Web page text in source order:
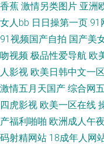
超碰人妻偷拍 午夜男人的天
图网站 99福利导航 国产成
欧美色中色 91精品视频网
交 91美女足交麻豆 国产白
香蕉 激情另类图片 亚洲
女人bb 日日操第一页 91
91视频国产自拍 国产美
吻视频 极品性爱导航 欧
人影视 欧美日韩中文一区
激情五月天国产 综合网
四虎影视 欧美一区在线
产福利啪啪 欧洲成人午
码射精网站 18成年人网